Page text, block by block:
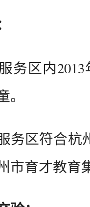
务区内
务区符合杭
市育才教育